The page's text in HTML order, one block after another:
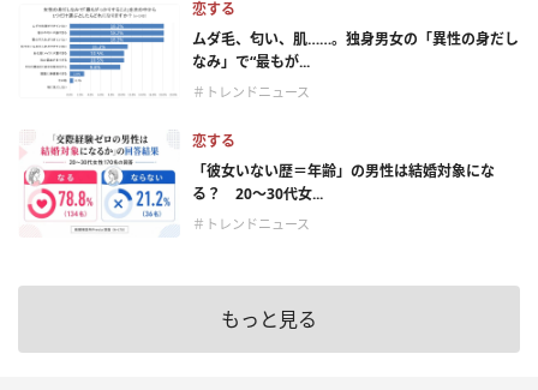
恋する
ムダ毛、匂い、肌……。独身男女の「異性の身だし
なみ」で“最もが...
＃トレンドニュース
恋する
「彼女いない歴＝年齢」の男性は結婚対象にな
る？ 20〜30代女...
＃トレンドニュース
もっと見る